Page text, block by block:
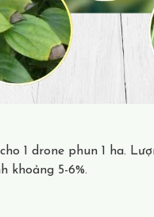
1 drone phun 1 ha.
khoảng 5-6%.